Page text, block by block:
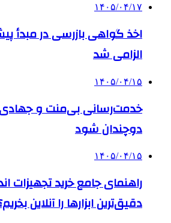
۱۴۰۵/۰۴/۱۷
اخذ گواهی بازرسی در مبدأ
الزامی شد
۱۴۰۵/۰۴/۱۵
خدمت‌رسانی بی‌منت و جهادی
دوچندان شود
۱۴۰۵/۰۴/۱۵
راهنمای جامع خرید تجهیزات
دقیق‌ترین ابزارها را آنلاین